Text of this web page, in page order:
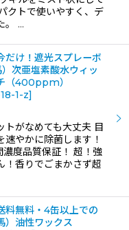
クトで使いやすく、デ
。 …
だけ！遮光スプレーボ
次亜塩素酸水ウィッ
（400ppm）
1-z]
トがなめても大丈夫 目
速やかに除菌します！
度品質保証！ 超！強
！香りでごまかさず超
料無料・4缶以上での
油性ワックス